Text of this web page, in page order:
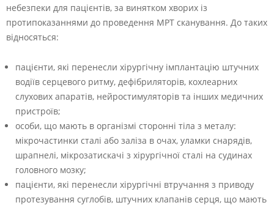
небезпеки для пацієнтів, за винятком хворих із
протипоказаннями до проведення МРТ сканування. До таких
відносяться:
пацієнти, які перенесли хірургічну імплантацію штучних
водіїв серцевого ритму, дефібриляторів, кохлеарних
слухових апаратів, нейростимуляторів та інших медичних
пристроїв;
особи, що мають в організмі сторонні тіла з металу:
мікрочастинки сталі або заліза в очах, уламки снарядів,
шрапнелі, мікрозатискачі з хірургічної сталі на судинах
головного мозку;
пацієнти, які перенесли хірургічні втручання з приводу
протезування суглобів, штучних клапанів серця, що мають